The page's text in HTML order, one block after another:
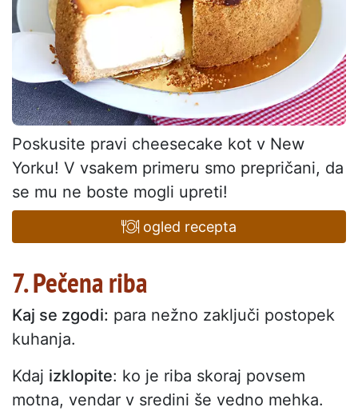
Poskusite pravi cheesecake kot v New
Yorku! V vsakem primeru smo prepričani, da
se mu ne boste mogli upreti!
ogled recepta
7. Pečena riba
Kaj se zgodi: para nežno zaključi postopek
kuhanja.
Kdaj izklopite: ko je riba skoraj povsem
motna, vendar v sredini še vedno mehka.